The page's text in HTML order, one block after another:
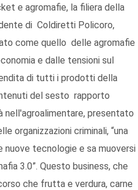
e agromafie, la filiera della
di Coldiretti Policoro,
come quello delle agromafie
e dalle tensioni sul
di tutti i prodotti della
del sesto rapporto
nell'agroalimentare, presentato
organizzazioni criminali, “una
tecnologie e sa muoversi
3.0”. Questo business, che
che frutta e verdura, carne